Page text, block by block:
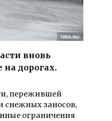
вновь
дорогах.
пережившей
снежных заносов,
ограничения